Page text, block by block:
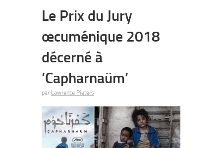
Le Prix du Jury
œcuménique 2018
décerné à
’Capharnaüm’
par Lawrence Pieters